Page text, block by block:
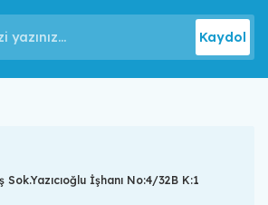
Kaydol
Sok.Yazıcıoğlu İşhanı No:4/32B K:1